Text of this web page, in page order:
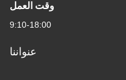
وقت العمل
9:10-18:00
عنواننا